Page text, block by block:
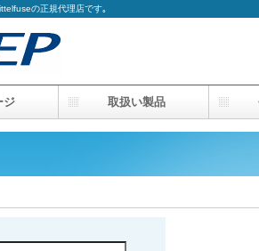
の正規代理店です｡
ジ 取扱い製品